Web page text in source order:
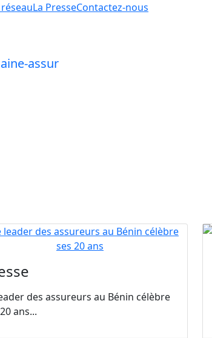
La PresseContactez-nous
des assureurs au Bénin célèbre
ans...